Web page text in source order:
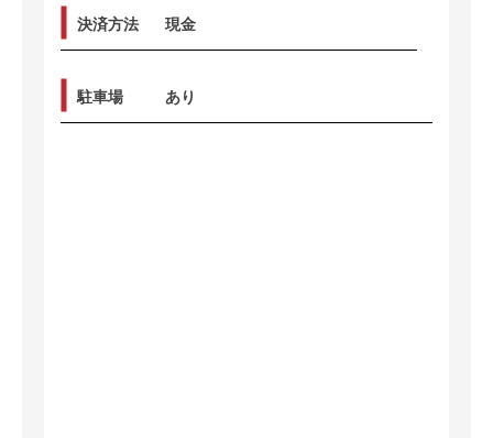
決済方法 現金
駐車場 あり